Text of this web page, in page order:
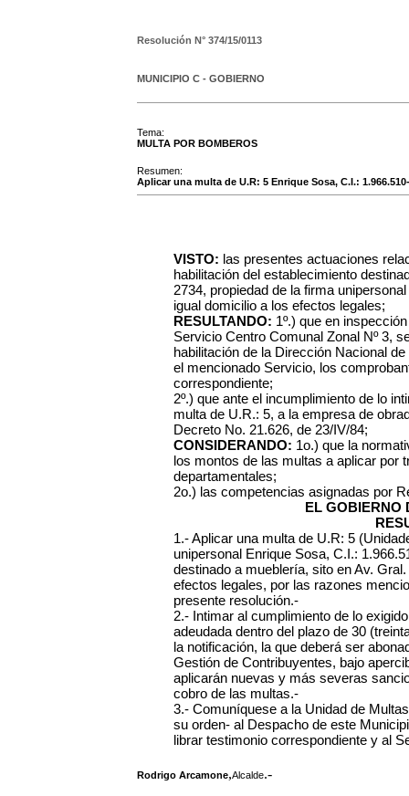
Resolución N° 374/15/0113
MUNICIPIO C - GOBIERNO
Tema:
MULTA POR BOMBEROS
Resumen:
Aplicar una multa de U.R: 5 Enrique Sosa, C.I.:
VISTO: las presentes actuaciones
habilitación del establecimiento
2734, propiedad de la firma
igual domicilio a los efectos legales;
RESULTANDO: 1º.) que en
Servicio Centro Comunal Zonal Nº 3,
habilitación de la Dirección Nacional
el mencionado Servicio, los
correspondiente;
2º.) que ante el incumplimiento de lo
multa de U.R.: 5, a la empresa de
Decreto No. 21.626, de 23/IV/84;
CONSIDERANDO: 1o.) que la
los montos de las multas a aplicar por
departamentales;
2o.) las competencias asignadas por
EL GOBIERNO
1.- Aplicar una multa de U.R: 5
unipersonal Enrique Sosa, C.I.:
destinado a mueblería, sito en Av.
efectos legales, por las razones
presente resolución.-
2.- Intimar al cumplimiento de lo
adeudada dentro del plazo de 30
la notificación, la que deberá ser
Gestión de Contribuyentes, bajo
aplicarán nuevas y más severas
cobro de las multas.-
3.- Comuníquese a la Unidad de
su orden- al Despacho de este
librar testimonio correspondiente y al
Rodrigo Arcamone,Alcalde.-